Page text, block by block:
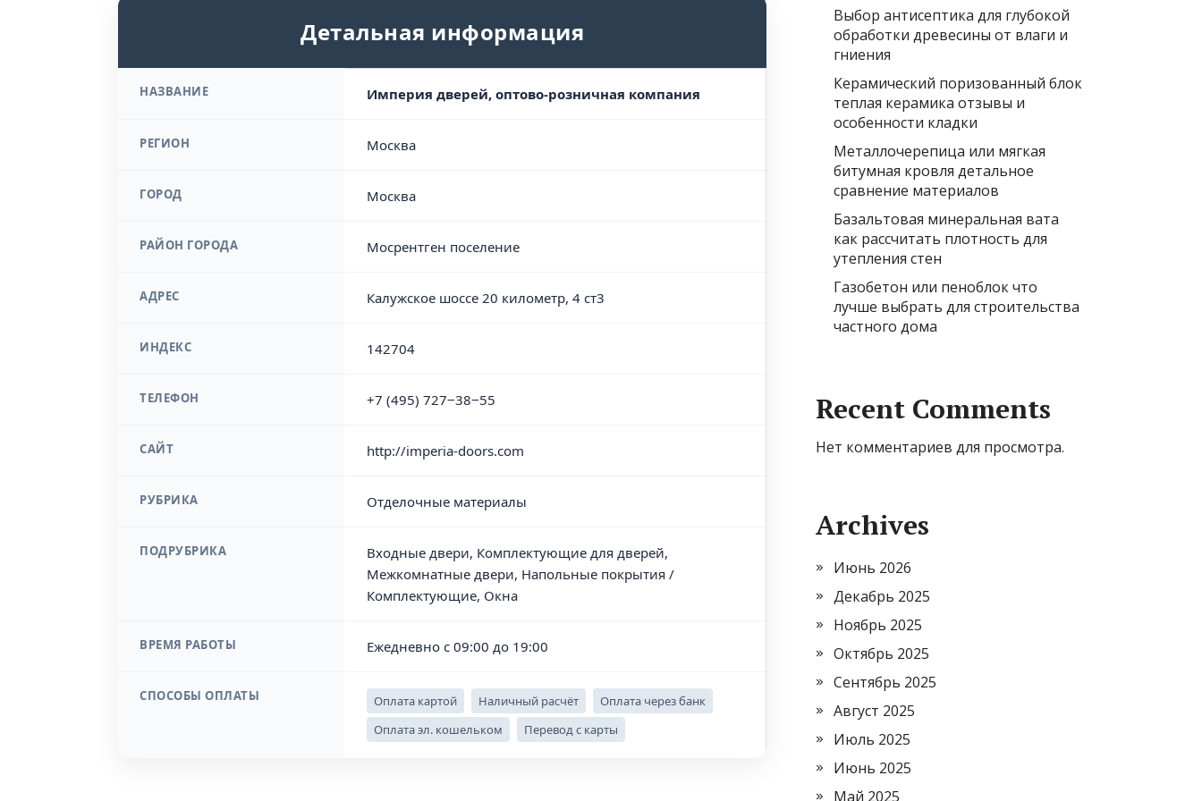
Детальная информация
НАЗВАНИЕ Империя дверей, оптово-розничная компания
РЕГИОН Москва
ГОРОД Москва
РАЙОН ГОРОДА Мосрентген поселение
АДРЕС Калужское шоссе 20 километр, 4 ст3
ИНДЕКС 142704
ТЕЛЕФОН +7 (495) 727‒38‒55
САЙТ http://imperia-doors.com
РУБРИКА Отделочные материалы
ПОДРУБРИКА
Входные двери, Комплектующие для дверей,
Межкомнатные двери, Напольные покрытия /
Комплектующие, Окна
ВРЕМЯ РАБОТЫ Ежедневно с 09:00 до 19:00
СПОСОБЫ ОПЛАТЫ Оплата картой Наличный расчёт
Оплата через банк
Оплата эл. кошельком
Перевод с карты
Выбор антисептика для глубокой
обработки древесины от влаги и
гниения
Керамический поризованный блок
теплая керамика отзывы и
особенности кладки
Металлочерепица или мягкая
битумная кровля детальное
сравнение материалов
Базальтовая минеральная вата
как рассчитать плотность для
утепления стен
Газобетон или пеноблок что
лучше выбрать для строительства
частного дома
Recent Comments
Нет комментариев для просмотра.
Archives
Июнь 2026
Декабрь 2025
Ноябрь 2025
Октябрь 2025
Сентябрь 2025
Август 2025
Июль 2025
Июнь 2025
Май 2025